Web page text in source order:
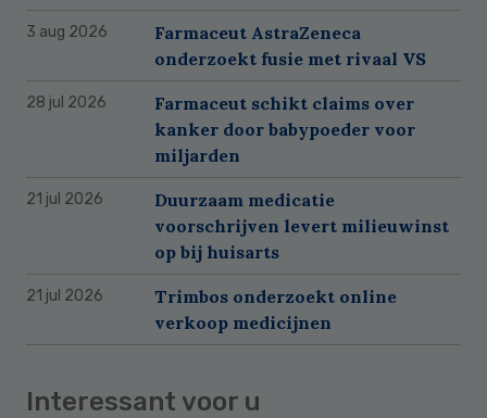
3 aug 2026
Farmaceut AstraZeneca
onderzoekt fusie met rivaal VS
28 jul 2026
Farmaceut schikt claims over
kanker door babypoeder voor
miljarden
21 jul 2026
Duurzaam medicatie
voorschrijven levert milieuwinst
op bij huisarts
21 jul 2026
Trimbos onderzoekt online
verkoop medicijnen
Interessant voor u